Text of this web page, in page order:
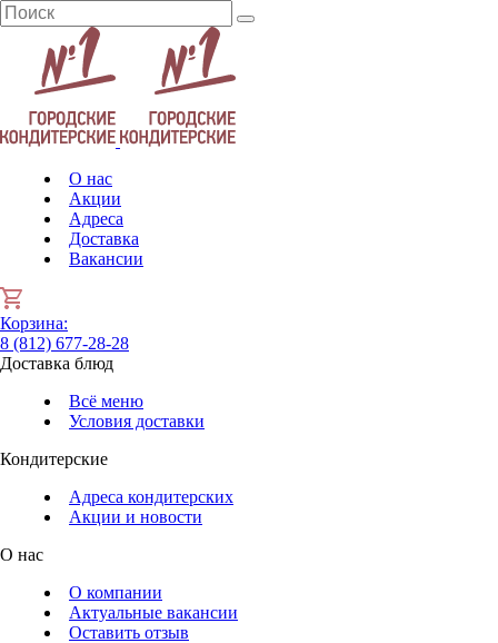
О нас
Акции
Адреса
Доставка
Вакансии
Корзина:
8 (812) 677-28-28
Доставка блюд
Всё меню
Условия доставки
Кондитерские
Адреса кондитерских
Акции и новости
О нас
О компании
Актуальные вакансии
Оставить отзыв